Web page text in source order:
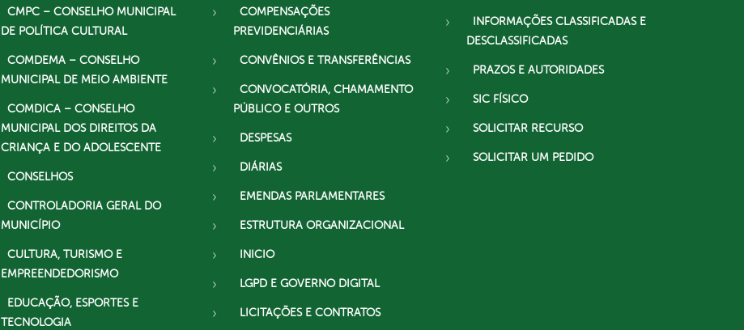
CMPC – CONSELHO MUNICIPAL
DE POLÍTICA CULTURAL
COMDEMA – CONSELHO
MUNICIPAL DE MEIO AMBIENTE
COMDICA – CONSELHO
MUNICIPAL DOS DIREITOS DA
CRIANÇA E DO ADOLESCENTE
CONSELHOS
CONTROLADORIA GERAL DO
MUNICÍPIO
CULTURA, TURISMO E
EMPREENDEDORISMO
EDUCAÇÃO, ESPORTES E
TECNOLOGIA
COMPENSAÇÕES
PREVIDENCIÁRIAS
CONVÊNIOS E TRANSFERÊNCIAS
CONVOCATÓRIA, CHAMAMENTO
PÚBLICO E OUTROS
DESPESAS
DIÁRIAS
EMENDAS PARLAMENTARES
ESTRUTURA ORGANIZACIONAL
INICIO
LGPD E GOVERNO DIGITAL
LICITAÇÕES E CONTRATOS
INFORMAÇÕES CLASSIFICADAS E
DESCLASSIFICADAS
PRAZOS E AUTORIDADES
SIC FÍSICO
SOLICITAR RECURSO
SOLICITAR UM PEDIDO